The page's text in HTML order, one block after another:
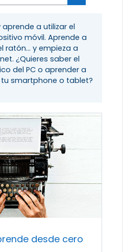
Buscar
a utilizar el
móvil. Aprende a
ratón... y empieza a
¿Quieres saber el
del PC o aprender a
smartphone o tablet?
desde cero